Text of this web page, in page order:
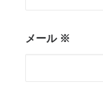
メール ※